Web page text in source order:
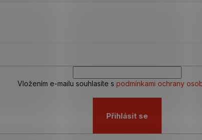
Vložením e-mailu souhlasíte s podmínkami ochrany
Přihlásit se